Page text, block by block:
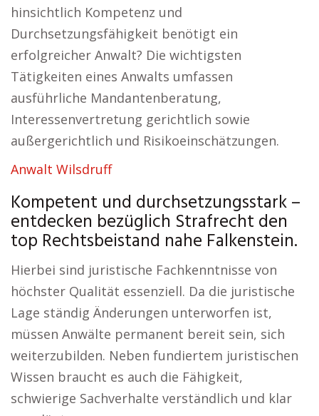
hinsichtlich Kompetenz und
Durchsetzungsfähigkeit benötigt ein
erfolgreicher Anwalt? Die wichtigsten
Tätigkeiten eines Anwalts umfassen
ausführliche Mandantenberatung,
Interessenvertretung gerichtlich sowie
außergerichtlich und Risikoeinschätzungen.
Anwalt Wilsdruff
Kompetent und durchsetzungsstark –
entdecken bezüglich Strafrecht den
top Rechtsbeistand nahe Falkenstein.
Hierbei sind juristische Fachkenntnisse von
höchster Qualität essenziell. Da die juristische
Lage ständig Änderungen unterworfen ist,
müssen Anwälte permanent bereit sein, sich
weiterzubilden. Neben fundiertem juristischen
Wissen braucht es auch die Fähigkeit,
schwierige Sachverhalte verständlich und klar